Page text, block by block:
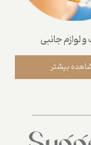
بیشتر
لوازم جانبی